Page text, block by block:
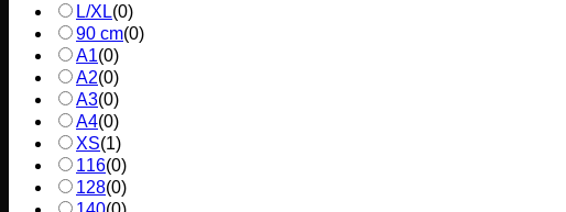
L/XL(0)
90 cm(0)
A1(0)
A2(0)
A3(0)
A4(0)
XS(1)
116(0)
128(0)